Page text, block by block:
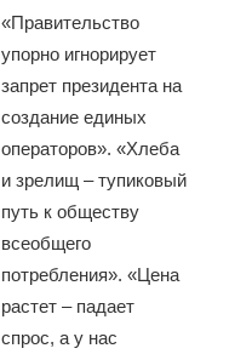
«Правительство
упорно игнорирует
запрет президента на
создание единых
операторов». «Хлеба
и зрелищ – тупиковый
путь к обществу
всеобщего
потребления». «Цена
растет – падает
спрос, а у нас